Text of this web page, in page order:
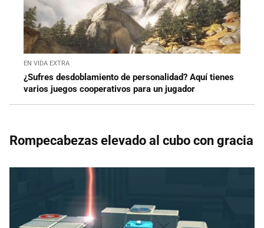
EN VIDA EXTRA
¿Sufres desdoblamiento de personalidad? Aquí tienes
varios juegos cooperativos para un jugador
Rompecabezas elevado al cubo con gracia